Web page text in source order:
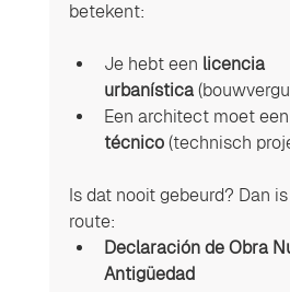
betekent:
Je hebt een licencia
urbanística
Een architect moet een
técnico (technisch
Is dat nooit gebeurd? Dan
route:
Declaración de Obra
Antigüedad